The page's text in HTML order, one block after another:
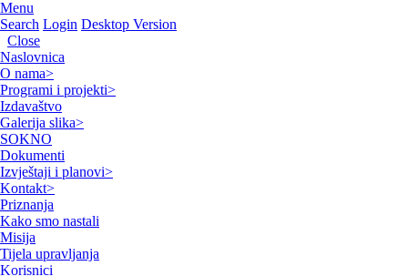
Menu
Search Login Desktop Version
Close
Naslovnica
O nama>
Programi i projekti>
Izdavaštvo
Galerija slika>
SOKNO
Dokumenti
Izvještaji i planovi>
Kontakt>
Priznanja
Kako smo nastali
Misija
Tijela upravljanja
Korisnici